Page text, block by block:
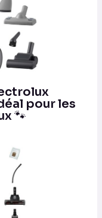
pour les
🐾